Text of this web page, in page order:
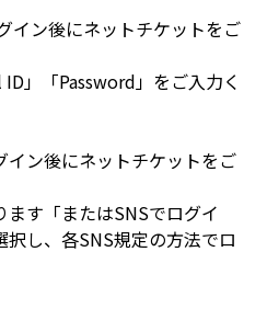
イン後にネットチケットをご
」「Password」をご入力く
ン後にネットチケットをご
す「またはSNSでログイ
し、各SNS規定の方法でロ